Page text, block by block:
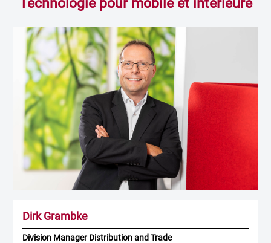
Dirk Grambke
Division Manager Distribution and Trade